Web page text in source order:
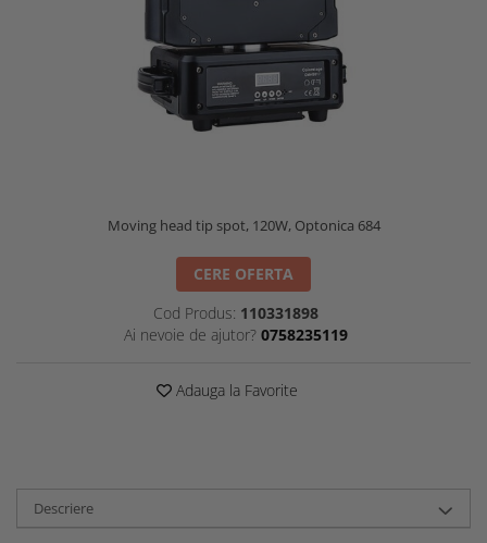
Moving head tip spot, 120W, Optonica 684
CERE OFERTA
Cod Produs: 110331898
Ai nevoie de ajutor? 0758235119
Adauga la Favorite
Descriere